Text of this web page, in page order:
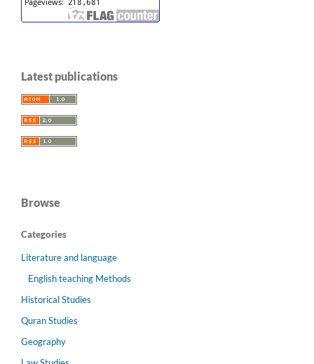
Latest publications
Browse
Categories
Literature and language
English teaching Methods
Historical Studies
Quran Studies
Geography